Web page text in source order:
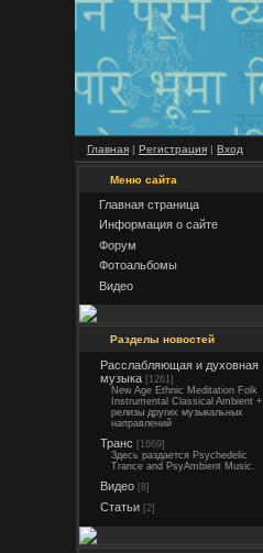
Главная | Регистрация | Вход
Меню сайта
Главная страница
Информация о сайте
Форум
Фотоальбомы
Видео
Разделы новостей
Расслабляющая и духовная
музыка [1261]
New Age Ethnic Meditation Folk
Instrumental Classical Ambient +
релизы других музыкальных
направлений
Транс [1669]
Здесь раздается Psychedelic
Trance and PsyAmbient Music.
Видео [8]
Статьи [2]